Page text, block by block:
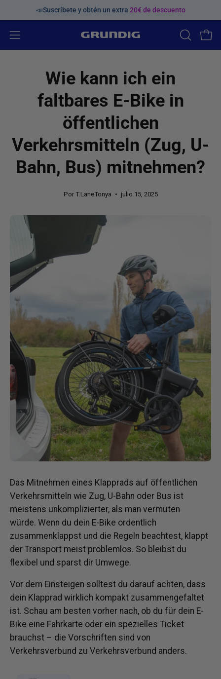
al
contenido
📣Suscríbete y obtén un extra 20€ de descuento
Abrir
navegación
ABRIR
BARRA
Wie kann ich ein
faltbares E-Bike in
öffentlichen
Verkehrsmitteln (Zug, U-
Bahn, Bus) mitnehmen?
Por T.LaneTonya julio 15, 2025
Das Mitnehmen eines Klapprads auf öffentlichen
Verkehrsmitteln wie Zug, U-Bahn oder Bus ist
meistens unkomplizierter, als man vermuten
würde. Wenn du dein E-Bike ordentlich
zusammenklappst und die Regeln beachtest, klappt
der Transport meist problemlos. So bleibst du
flexibel und sparst dir Umwege.
Vor dem Einsteigen solltest du darauf achten, dass
dein Klapprad wirklich kompakt zusammengefaltet
ist. Schau am besten vorher nach, ob du für dein E-
Bike eine Fahrkarte oder ein spezielles Ticket
brauchst – die Vorschriften sind von
Verkehrsverbund zu Verkehrsverbund anders.